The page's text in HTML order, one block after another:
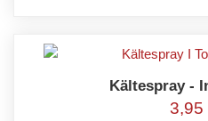
Kältespray -
3,95